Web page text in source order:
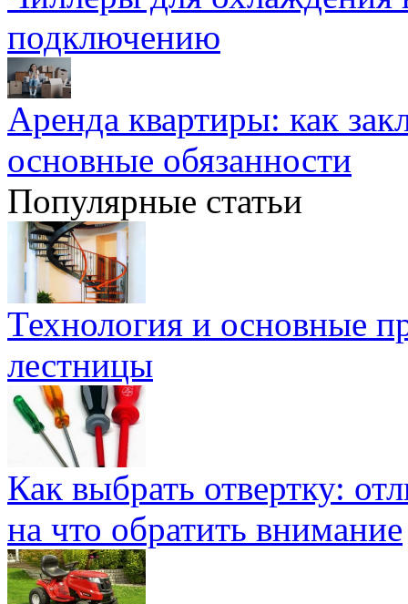
подключению
Аренда квартиры: как
основные обязанности
Популярные статьи
Технология и основные
лестницы
Как выбрать отвертку:
на что обратить внимание